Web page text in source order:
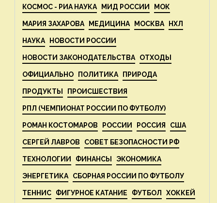
КОСМОС - РИА НАУКА МИД РОССИИ МОК
МАРИЯ ЗАХАРОВА МЕДИЦИНА МОСКВА НХЛ
НАУКА НОВОСТИ РОССИИ
НОВОСТИ ЗАКОНОДАТЕЛЬСТВА ОТХОДЫ
ОФИЦИАЛЬНО ПОЛИТИКА ПРИРОДА
ПРОДУКТЫ ПРОИСШЕСТВИЯ
РПЛ (ЧЕМПИОНАТ РОССИИ ПО ФУТБОЛУ)
РОМАН КОСТОМАРОВ РОССИИ РОССИЯ США
СЕРГЕЙ ЛАВРОВ СОВЕТ БЕЗОПАСНОСТИ РФ
ТЕХНОЛОГИИ ФИНАНСЫ ЭКОНОМИКА
ЭНЕРГЕТИКА СБОРНАЯ РОССИИ ПО ФУТБОЛУ
ТЕННИС ФИГУРНОЕ КАТАНИЕ ФУТБОЛ ХОККЕЙ